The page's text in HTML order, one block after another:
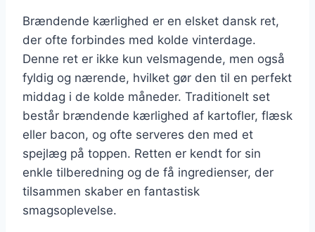
Brændende kærlighed er en elsket dansk ret,
der ofte forbindes med kolde vinterdage.
Denne ret er ikke kun velsmagende, men også
fyldig og nærende, hvilket gør den til en perfekt
middag i de kolde måneder. Traditionelt set
består brændende kærlighed af kartofler, flæsk
eller bacon, og ofte serveres den med et
spejlæg på toppen. Retten er kendt for sin
enkle tilberedning og de få ingredienser, der
tilsammen skaber en fantastisk
smagsoplevelse.